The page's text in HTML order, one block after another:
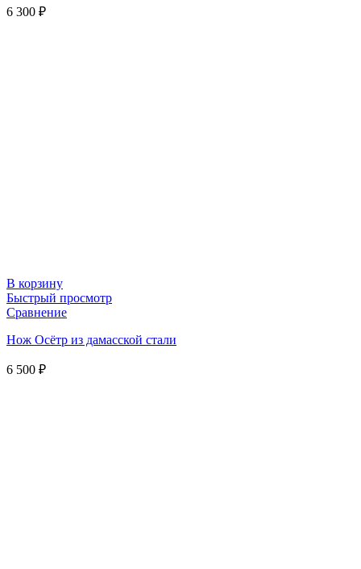
6 300 ₽
В корзину
Быстрый просмотр
Сравнение
Нож Осётр из дамасской стали
6 500 ₽